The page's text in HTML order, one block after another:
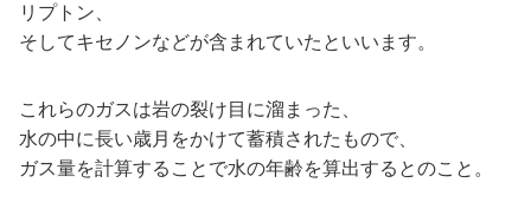
リプトン、
そしてキセノンなどが含まれていたといいます。
これらのガスは岩の裂け目に溜まった、
水の中に長い歳月をかけて蓄積されたもので、
ガス量を計算することで水の年齢を算出するとのこと。